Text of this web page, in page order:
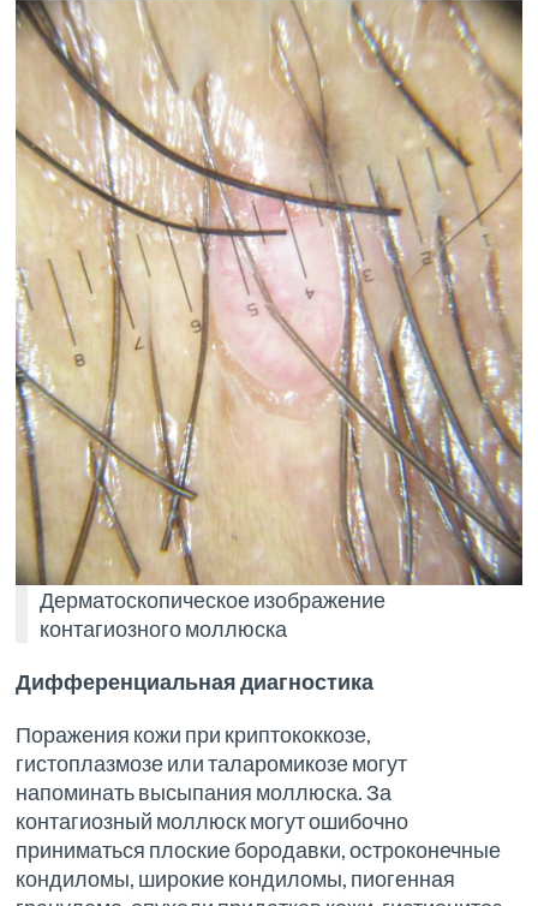
Дерматоскопическое изображение
контагиозного моллюска
Дифференциальная диагностика
Поражения кожи при криптококкозе,
гистоплазмозе или таларомикозе могут
напоминать высыпания моллюска. За
контагиозный моллюск могут ошибочно
приниматься плоские бородавки, остроконечные
кондиломы, широкие кондиломы, пиогенная